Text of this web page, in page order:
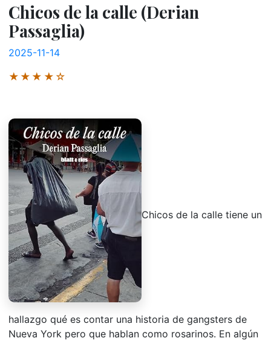
Chicos de la calle (Derian
Passaglia)
2025-11-14
★★★★☆
Chicos de la calle tiene un
hallazgo qué es contar una historia de gangsters de
Nueva York pero que hablan como rosarinos. En algún